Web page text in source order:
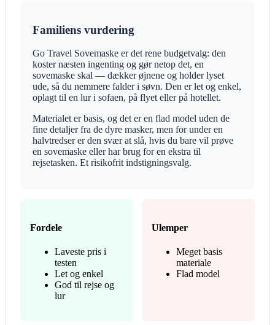
Familiens vurdering
Go Travel Sovemaske er det rene budgetvalg: den
koster næsten ingenting og gør netop det, en
sovemaske skal — dækker øjnene og holder lyset
ude, så du nemmere falder i søvn. Den er let og enkel,
oplagt til en lur i sofaen, på flyet eller på hotellet.
Materialet er basis, og det er en flad model uden de
fine detaljer fra de dyre masker, men for under en
halvtredser er den svær at slå, hvis du bare vil prøve
en sovemaske eller har brug for en ekstra til
rejsetasken. Et risikofrit indstigningsvalg.
Fordele
Laveste pris i
testen
Let og enkel
God til rejse og
lur
Ulemper
Meget basis
materiale
Flad model